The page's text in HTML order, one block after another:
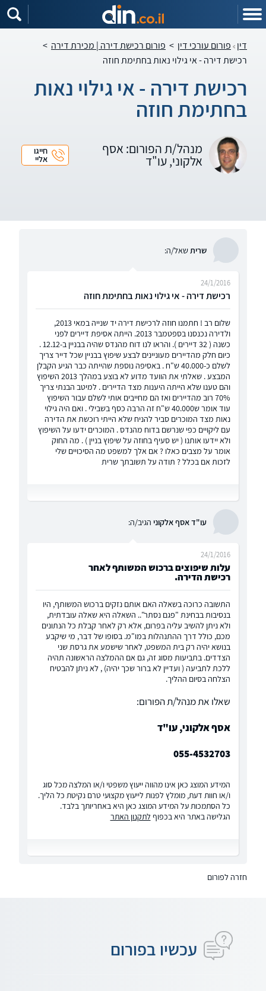
דין פורום עורכי דין > פורום רכישת דירה | מכירת דירה >
רכישת דירה - אי גילוי נאות בחתימת חוזה
רכישת דירה - אי גילוי נאות
בחתימת חוזה
מנהל/ת הפורום: אסף
אלקוני, עו"ד
חייגו
אליי
שרית שאל/ה:
רכישת דירה - אי גילוי נאות בחתימת חוזה
24/1/2016
שלום רב ! חתמנו חוזה לרכישת דירה יד שנייה במאי 2013,
ולדירה נכנסנו בספטמבר 2013. הייתה אסיפת דיירים לפני
כשנה ( 32 דיירים ). והראו לנו דוח מהנדס שהיה בבניין ב-12.12 .
כיום חלק מהדיירים מעוניינים לבצע שיפוץ בבניין שכל דייר צריך
לשלם כ-40.000 ש"ח . באסיפה נוספת שהייתה כבר הגיע הקבלן
המבצע . שאלתי את הוועד מדוע לא בוצע במהלך 2013 השיפוץ
והם טענו שלא הייתה היענות מצד הדיירים . למיטב הבנתי צריך
70% רוב מהדיירים ואז הם מחייבים אותי לשלם עבור השיפוץ
עוד אומר ש40.000 ש"ח זה הרבה כסף בשבילי . ואם היה גילוי
נאות מצד המוכרים סביר להניח שלא הייתי רוכשת את הדירה
עם ליקויים כפי שנרשם בדוח מהנדס . המוכרים ידעו על השיפוץ
ולא יידעו אותנו ( יש סעיף בחוזה על שיפוץ בניין ) . מה החוק
אומר על מצבים כאלו ? אם אלך למשפט מה הסיכויים שלי
לזכות אם בכלל ? תודה על תשובתך שרית
עו"ד אסף אלקוני הגיב/ה:
עלות שיפוצים ברכוש המשותף לאחר
רכישת הדירה.
24/1/2016
התשובה כרוכה בשאלה האם אותם נזקים ברכוש המשותף, היו
בנסיבות בבחינת "פגם נסתר".. השאלה היא שאלה עובדתית,
ולא ניתן להשיב עליה בפרום, אלא רק לאחר קבלת כל הנתונים
מכם, כולל דרך ההתנהלות במו"מ. בסופו של דבר, מי שיקבע
בנושא יהיה רק בית המשפט, לאחר שישמע את גרסת שני
הצדדים. בתביעות מסוג זה, גם אם ההמלצה הראשונה תהיה
ללכת לתביעה ( ועדיין לא ברור שכך יהיה) , לא ניתן להבטיח
הצלחה בסיום ההליך.
שאלו את מנהל/ת הפורום:
אסף אלקוני, עו"ד
055-4532703
המידע המוצג כאן אינו מהווה ייעוץ משפטי ו/או המלצה מכל סוג
ו/או חוות דעת, מומלץ לפנות לייעוץ מקצועי טרם נקיטת כל הליך.
כל הסתמכות על המידע המוצג כאן היא באחריותך בלבד.
הגלישה באתר היא בכפוף לתקנון האתר
חזרה לפורום
עכשיו בפורום